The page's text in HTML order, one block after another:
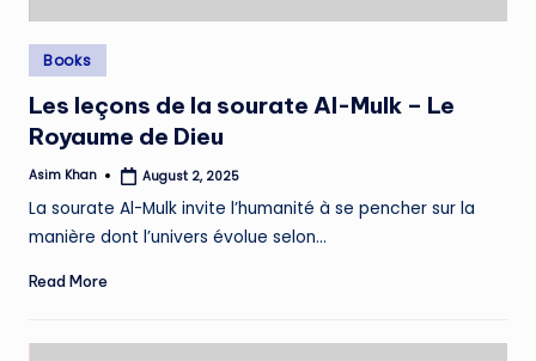
Posted
in
Books
Les leçons de la sourate Al-Mulk – Le
Royaume de Dieu
Posted
Asim Khan August 2, 2025
La sourate Al-Mulk invite l’humanité à se pencher sur la
manière dont l’univers évolue selon…
Read More